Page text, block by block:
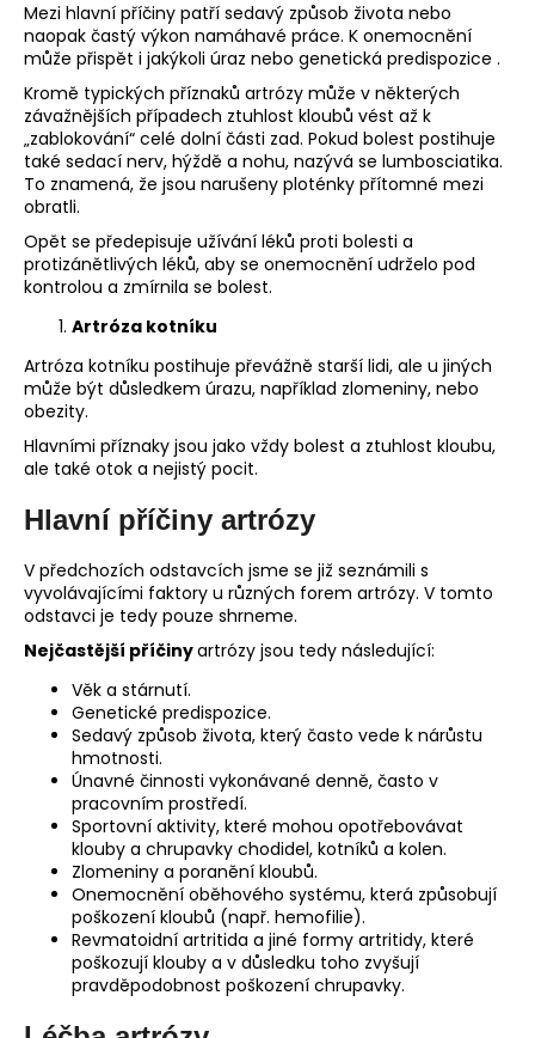
Mezi hlavní příčiny patří sedavý způsob života nebo
naopak častý výkon namáhavé práce. K onemocnění
může přispět i jakýkoli úraz nebo genetická predispozice .
Kromě typických příznaků artrózy může v některých
závažnějších případech ztuhlost kloubů vést až k
„zablokování“ celé dolní části zad. Pokud bolest postihuje
také sedací nerv, hýždě a nohu, nazývá se lumbosciatika.
To znamená, že jsou narušeny ploténky přítomné mezi
obratli.
Opět se předepisuje užívání léků proti bolesti a
protizánětlivých léků, aby se onemocnění udrželo pod
kontrolou a zmírnila se bolest.
Artróza kotníku
Artróza kotníku postihuje převážně starší lidi, ale u jiných
může být důsledkem úrazu, například zlomeniny, nebo
obezity.
Hlavními příznaky jsou jako vždy bolest a ztuhlost kloubu,
ale také otok a nejistý pocit.
Hlavní příčiny artrózy
V předchozích odstavcích jsme se již seznámili s
vyvolávajícími faktory u různých forem artrózy. V tomto
odstavci je tedy pouze shrneme.
Nejčastější příčinyartrózy jsou tedy následující:
Věk a stárnutí.
Genetické predispozice.
Sedavý způsob života, který často vede k nárůstu
hmotnosti.
Únavné činnosti vykonávané denně, často v
pracovním prostředí.
Sportovní aktivity, které mohou opotřebovávat
klouby a chrupavky chodidel, kotníků a kolen.
Zlomeniny a poranění kloubů.
Onemocnění oběhového systému, která způsobují
poškození kloubů (např. hemofilie).
Revmatoidní artritida a jiné formy artritidy, které
poškozují klouby a v důsledku toho zvyšují
pravděpodobnost poškození chrupavky.